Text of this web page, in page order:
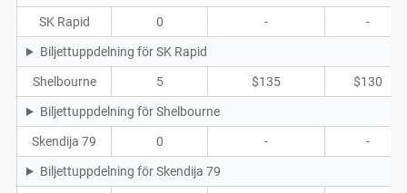
SK Rapid 0 - -
Biljettuppdelning för SK Rapid
Shelbourne 5 $135 $130
Biljettuppdelning för Shelbourne
Skendija 79 0 - -
Biljettuppdelning för Skendija 79